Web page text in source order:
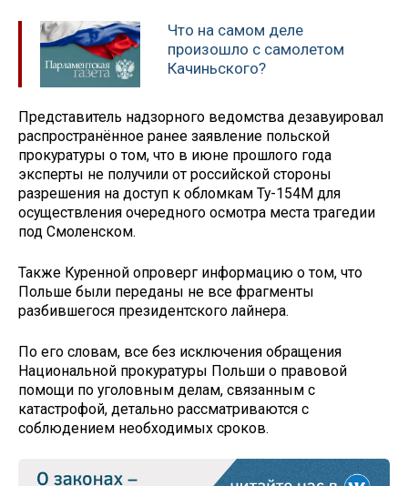
Что на самом деле
произошло с самолетом
Качиньского?
Представитель надзорного ведомства дезавуировал
распространённое ранее заявление польской
прокуратуры о том, что в июне прошлого года
эксперты не получили от российской стороны
разрешения на доступ к обломкам Ту-154М для
осуществления очередного осмотра места трагедии
под Смоленском.
Также Куренной опроверг информацию о том, что
Польше были переданы не все фрагменты
разбившегося президентского лайнера.
По его словам, все без исключения обращения
Национальной прокуратуры Польши о правовой
помощи по уголовным делам, связанным с
катастрофой, детально рассматриваются с
соблюдением необходимых сроков.